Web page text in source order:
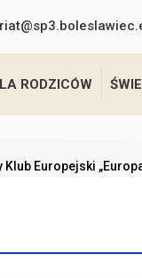
RODZICÓW
Klub Europejski